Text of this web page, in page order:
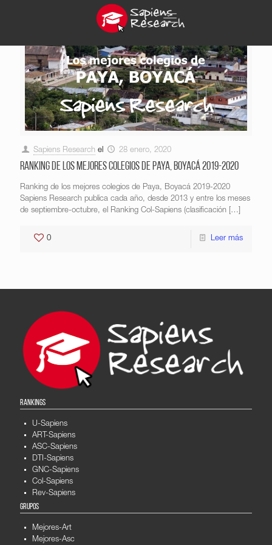
Sapiens Research el 28 enero, 2020
Ranking de los mejores colegios de Paya, Boyacá 2019-2020
Ranking de los mejores colegios de Paya, Boyacá 2019-2020
Sapiens Research publica cada año, desde 2013 y entre los meses
de septiembre-octubre, el Ranking Col-Sapiens (clasificación […]
0 Leer más
RANKINGS
U-Sapiens
ART-Sapiens
ASC-Sapiens
DTI-Sapiens
GNC-Sapiens
Col-Sapiens
Rev-Sapiens
GRUPOS
Mejores-Art
Mejores-Asc